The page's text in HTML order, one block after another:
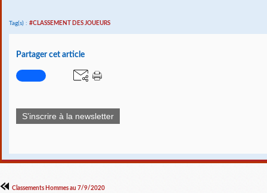
Tag(s) : #CLASSEMENT DES JOUEURS
Partager cet article
S'inscrire à la newsletter
Classements Hommes au 7/9/2020